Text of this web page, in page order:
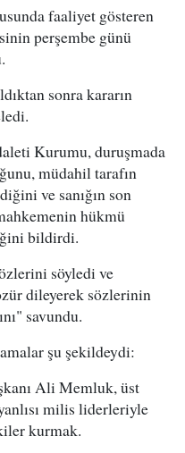
faaliyet gösteren
perşembe günü
sonra kararın
Kurumu, duruşmada
müdahil tarafın
ve sanığın son
hükmü
bildirdi.
söyledi ve
dileyerek sözlerinin
savundu.
şu şekildeydi:
Ali Memluk, üst
milis liderleriyle
kurmak.